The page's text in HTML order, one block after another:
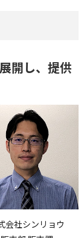
開し、提供
会社シンリョウ